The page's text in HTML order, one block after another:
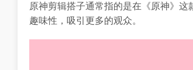
原神剪辑搭子通常指的是在《原神》
趣味性，吸引更多的观众。